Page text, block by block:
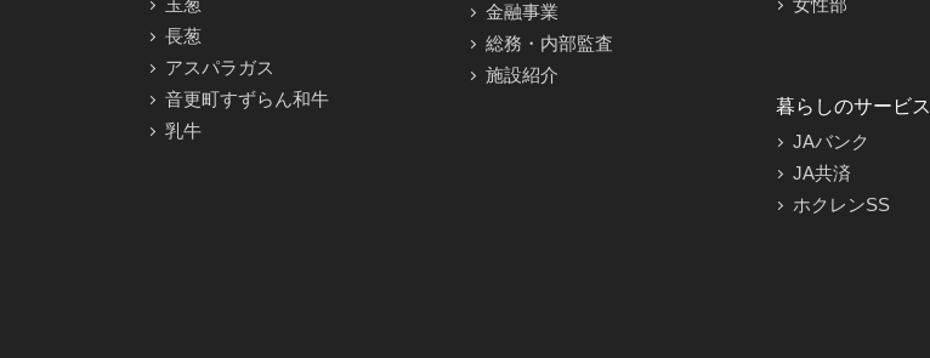
玉葱
長葱
アスパラガス
音更町すずらん和牛
乳牛
金融事業
総務・内部監査
施設紹介
女性部
暮らしのサービス
JAバンク
JA共済
ホクレンSS